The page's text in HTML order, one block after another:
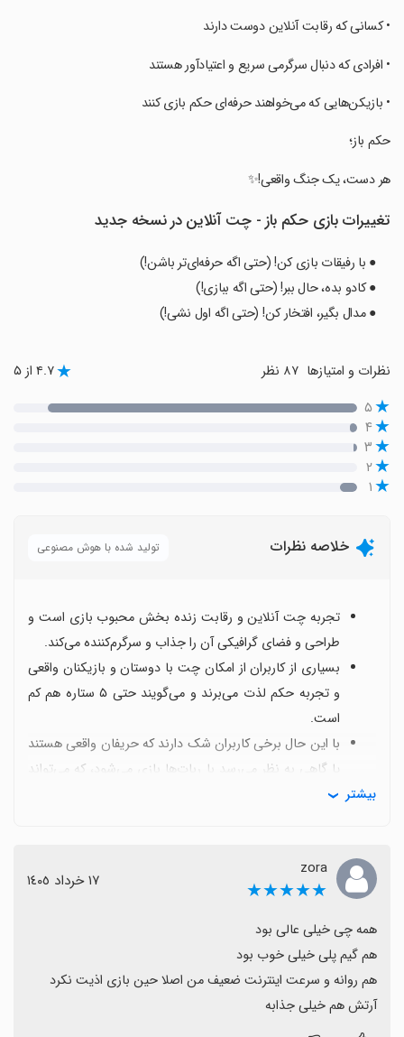
‏‏‏‏‏‏• کسانی که رقابت آنلاین دوست دارند
‏‏‏‏‏‏• افرادی که دنبال سرگرمی سریع و اعتیادآور هستند
‏‏‏‏‏‏• بازیکن‌هایی که می‌خواهند حرفه‌ای حکم بازی کنند
‏‏‏‏‏‏حکم باز؛
‏‏‏‏‏‏هر دست، یک جنگ واقعی!✨
تغییرات بازی ‏‏‏‏‏‏‏حکم باز - چت آنلاین در نسخه جدید
● با رفیقات بازی کن! (حتی اگه حرفه‌ای‌تر باشن!)
● کادو بده، حال ببر! (حتی اگه ببازی!)
● مدال بگیر، افتخار کن! (حتی اگه اول نشی!)
نظرات و امتیازها ۴.۷ از ۵
۵
۴
۳
۲
۱
خلاصه نظرات تولید شده با هوش مصنوعی
تجربه چت آنلاین و رقابت زنده بخش محبوب بازی است و
طراحی و فضای گرافیکی آن را جذاب و سرگرم‌کننده می‌کند.
بسیاری از کاربران از امکان چت با دوستان و بازیکنان واقعی
و تجربه حکم لذت می‌برند و می‌گویند حتی ۵ ستاره هم کم
است.
با این حال برخی کاربران شک دارند که حریفان واقعی هستند
یا گاهی به نظر می‌رسد با ربات‌ها بازی می‌شود، که می‌تواند
روی هیجان رقابت تأثیر بگذارد.
نیاز به نظارت بهتر بر چت‌ها و کاهش فحاشی وجود دارد و
برخی کاربران از نبود پاسخ مناسب سازندگان به نقدها گلایه
دارند.
پیشنهادهای مناسب مانند اضافه کردن رنکینگ/لیگ براساس
کاپ‌ها و حمایت از کاربرانی با بودجه محدود می‌تواند تجربه
را کامل‌تر و رقابتی‌تر کند.
بیشتر
zora
★★★★★ ١٧ خرداد ١٤٠٥
آرتش هم خیلی جذابه